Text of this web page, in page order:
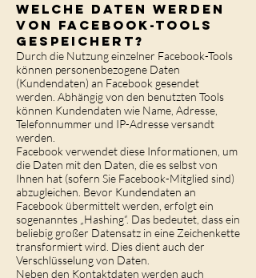
Welche Daten werden
von Facebook-Tools
gespeichert?
Durch die Nutzung einzelner Facebook-Tools
können personenbezogene Daten
(Kundendaten) an Facebook gesendet
werden. Abhängig von den benutzten Tools
können Kundendaten wie Name, Adresse,
Telefonnummer und IP-Adresse versandt
werden.
Facebook verwendet diese Informationen, um
die Daten mit den Daten, die es selbst von
Ihnen hat (sofern Sie Facebook-Mitglied sind)
abzugleichen. Bevor Kundendaten an
Facebook übermittelt werden, erfolgt ein
sogenanntes „Hashing“. Das bedeutet, dass ein
beliebig großer Datensatz in eine Zeichenkette
transformiert wird. Dies dient auch der
Verschlüsselung von Daten.
Neben den Kontaktdaten werden auch